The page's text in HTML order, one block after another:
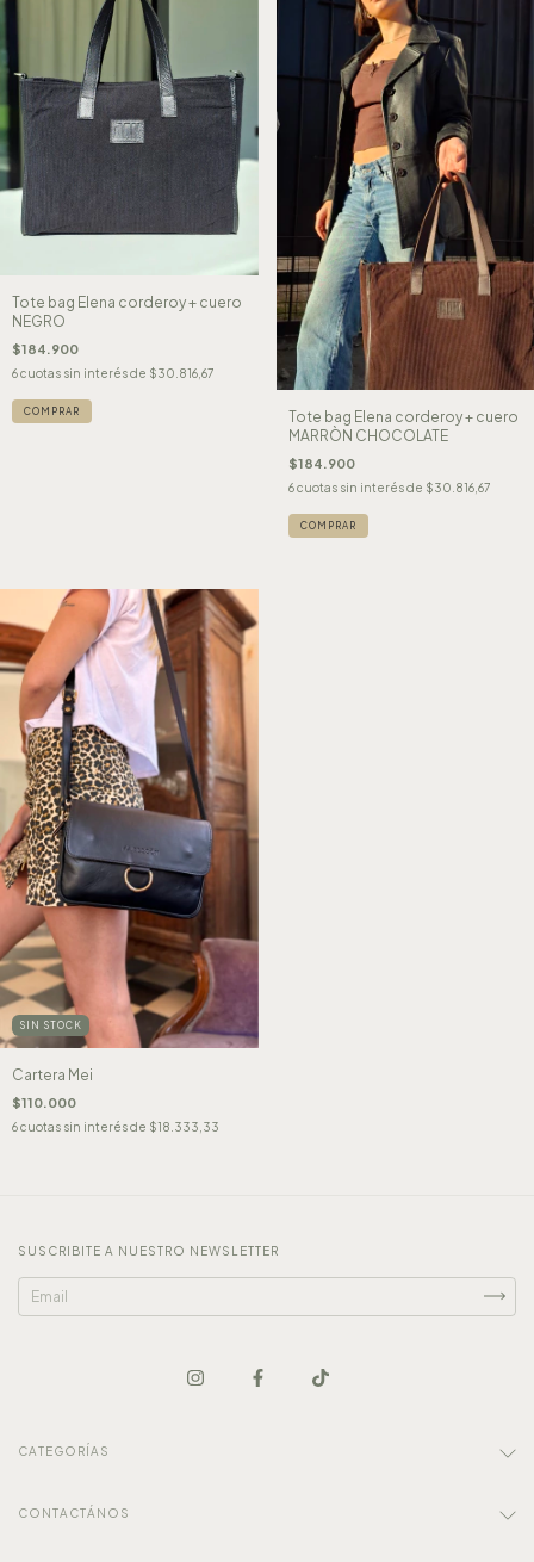
Tote bag Elena corderoy + cuero
NEGRO
$184.900
6cuotas sin interés de $30.816,67
Tote bag Elena corderoy + cuero
MARRÒN CHOCOLATE
$184.900
6 cuotas sin interés de $30.816,67
SIN STOCK
Cartera Mei
$110.000
6cuotas sin interés de $18.333,33
SUSCRIBITE A NUESTRO NEWSLETTER
CATEGORÍAS
CONTACTÁNOS